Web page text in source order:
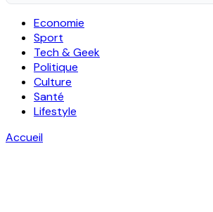
Economie
Sport
Tech & Geek
Politique
Culture
Santé
Lifestyle
Accueil